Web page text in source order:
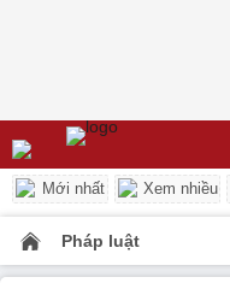
Mới nhất Xem nhiều
Pháp luật